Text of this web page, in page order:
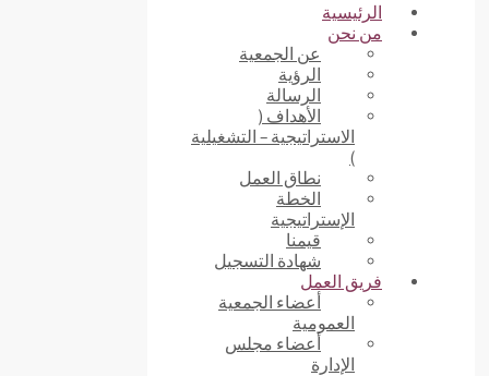
الرئيسية
من نحن
عن الجمعية
الرؤية
الرسالة
الأهداف (
الاستراتيجية – التشغيلية
)
نطاق العمل
الخطة
الإستراتيجية
قيمنا
شهادة التسجيل
فريق العمل
أعضاء الجمعية
العمومية
أعضاء مجلس
الإدارة